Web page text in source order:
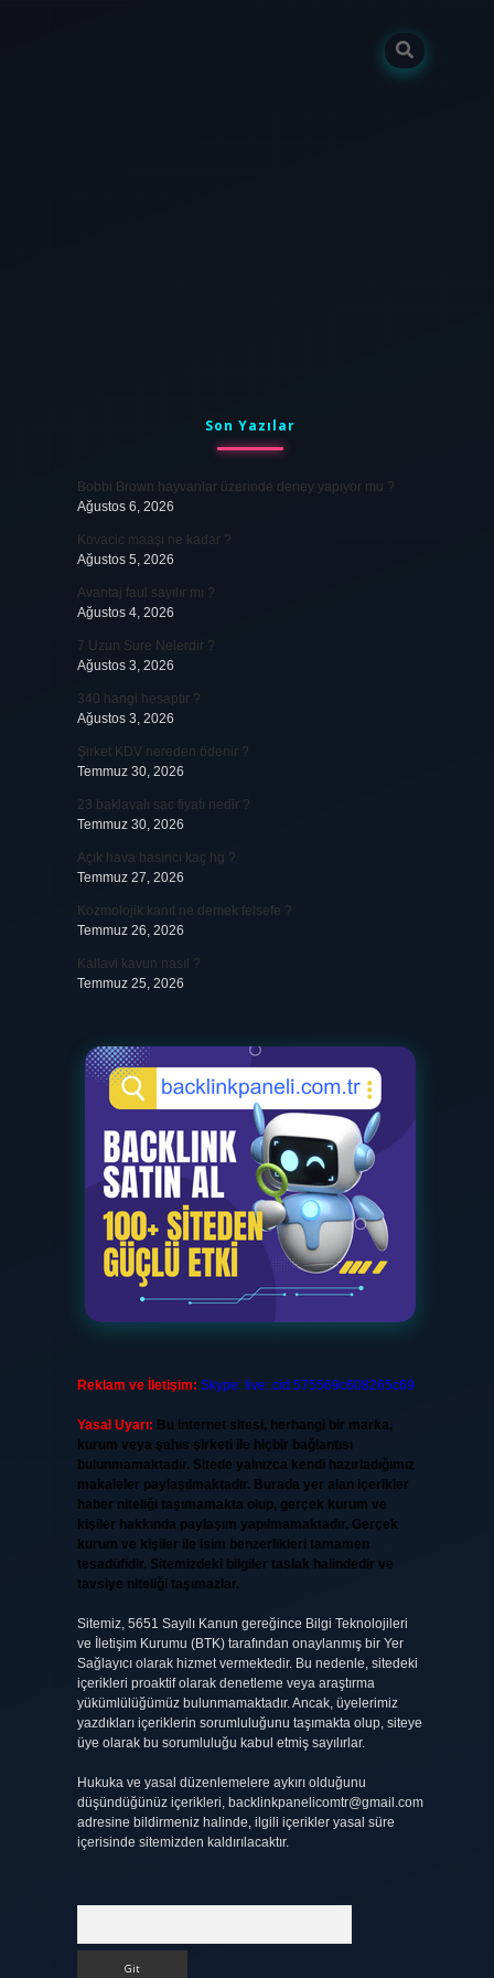
SidebarSon Yazılar
Bobbi Brown hayvanlar üzerinde deney yapıyor mu ?
Ağustos 6, 2026
Kovacic maaşı ne kadar ?
Ağustos 5, 2026
Avantaj faul sayılır mı ?
Ağustos 4, 2026
7 Uzun Sure Nelerdir ?
Ağustos 3, 2026
340 hangi hesaptır ?
Ağustos 3, 2026
Şirket KDV nereden ödenir ?
Temmuz 30, 2026
23 baklavalı sac fiyatı nedir ?
Temmuz 30, 2026
Açık hava basıncı kaç hg ?
Temmuz 27, 2026
Kozmolojik kanıt ne demek felsefe ?
Temmuz 26, 2026
Kallavi kavun nasıl ?
Temmuz 25, 2026
Reklam ve İletişim: Skype: live:.cid.575569c608265c69
Yasal Uyarı: Bu internet sitesi, herhangi bir marka,
kurum veya şahıs şirketi ile hiçbir bağlantısı
bulunmamaktadır. Sitede yalnızca kendi hazırladığımız
makaleler paylaşılmaktadır. Burada yer alan içerikler
haber niteliği taşımamakta olup, gerçek kurum ve
kişiler hakkında paylaşım yapılmamaktadır. Gerçek
kurum ve kişiler ile isim benzerlikleri tamamen
tesadüfidir. Sitemizdeki bilgiler taslak halindedir ve
tavsiye niteliği taşımazlar.
Sitemiz, 5651 Sayılı Kanun gereğince Bilgi Teknolojileri
ve İletişim Kurumu (BTK) tarafından onaylanmış bir Yer
Sağlayıcı olarak hizmet vermektedir. Bu nedenle, sitedeki
içerikleri proaktif olarak denetleme veya araştırma
yükümlülüğümüz bulunmamaktadır. Ancak, üyelerimiz
yazdıkları içeriklerin sorumluluğunu taşımakta olup, siteye
üye olarak bu sorumluluğu kabul etmiş sayılırlar.
Hukuka ve yasal düzenlemelere aykırı olduğunu
düşündüğünüz içerikleri, backlinkpanelicomtr@gmail.com
adresine bildirmeniz halinde, ilgili içerikler yasal süre
içerisinde sitemizden kaldırılacaktır.